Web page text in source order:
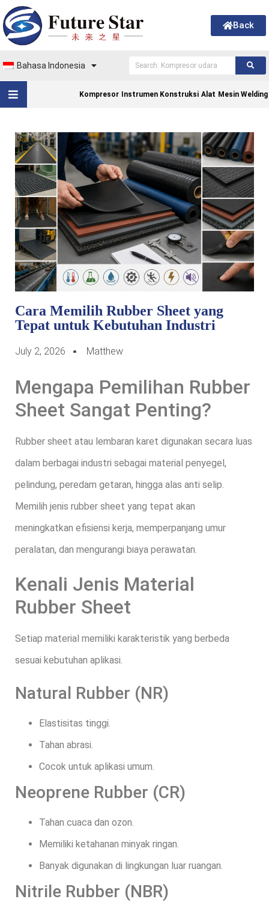
Back
Bahasa Indonesia
Kompresor Instrumen Konstruksi Alat Mesin Welding
Cara Memilih Rubber Sheet yang
Tepat untuk Kebutuhan Industri
July 2, 2026 Matthew
Mengapa Pemilihan Rubber
Sheet Sangat Penting?
Rubber sheet atau lembaran karet digunakan secara luas
dalam berbagai industri sebagai material penyegel,
pelindung, peredam getaran, hingga alas anti selip.
Memilih jenis rubber sheet yang tepat akan
meningkatkan efisiensi kerja, memperpanjang umur
peralatan, dan mengurangi biaya perawatan.
Kenali Jenis Material
Rubber Sheet
Setiap material memiliki karakteristik yang berbeda
sesuai kebutuhan aplikasi.
Natural Rubber (NR)
Elastisitas tinggi.
Tahan abrasi.
Cocok untuk aplikasi umum.
Neoprene Rubber (CR)
Tahan cuaca dan ozon.
Memiliki ketahanan minyak ringan.
Banyak digunakan di lingkungan luar ruangan.
Nitrile Rubber (NBR)